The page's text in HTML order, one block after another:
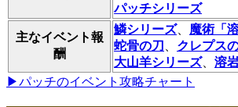
パッチシリーズ
主なイベント報
酬
鱗シリーズ、 魔術「
蛇骨の刀
クレプス
大山羊シリーズ、 溶
▶パッチのイベント攻略チャート